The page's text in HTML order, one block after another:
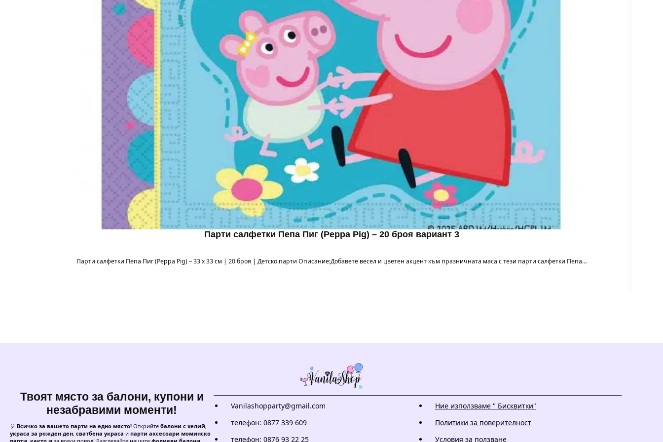
Парти салфетки Пепа Пиг (Peppa Pig) – 20 броя вариант 3
Парти салфетки Пепа Пиг (Peppa Pig) – 33 x 33 см | 20 броя | Детско парти Описание:Добавете весел и цветен акцент към празничната маса с тези парти салфетки Пепа…
Твоят място за балони, купони и
незабравими моменти!
🎈 Всичко за вашето парти на едно място! Открийте балони с хелий,
украса за рожден ден, сватбена украса и парти аксесоари моминско
Vanilashopparty@gmail.com
телефон: 0877 339 609
телефон: 0876 93 22 25
Ние използваме " Бисквитки"
Политики за поверителност
Условия за ползване